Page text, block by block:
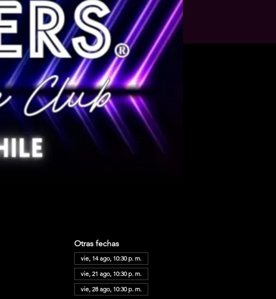
Otras fechas
vie, 14 ago, 10:30 p. m.
vie, 21 ago, 10:30 p. m.
vie, 28 ago, 10:30 p. m.